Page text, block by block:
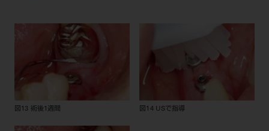
図13 術後1週間 図14 USで指導